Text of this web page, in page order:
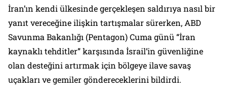
İran’ın kendi ülkesinde gerçekleşen saldırıya nasıl bir
yanıt vereceğine ilişkin tartışmalar sürerken, ABD
Savunma Bakanlığı (Pentagon) Cuma günü “İran
kaynaklı tehditler” karşısında İsrail’in güvenliğine
olan desteğini artırmak için bölgeye ilave savaş
uçakları ve gemiler göndereceklerini bildirdi.